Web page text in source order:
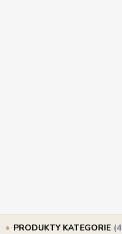
PRODUKTY KATEGORIE 4